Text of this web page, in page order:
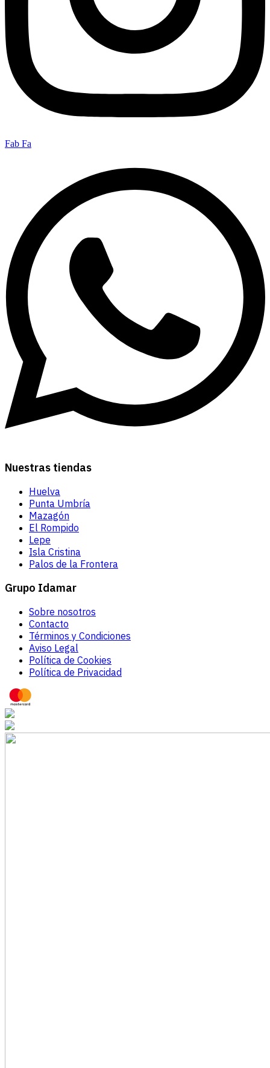
Fab Fa
Nuestras tiendas
Huelva
Punta Umbría
Mazagón
El Rompido
Lepe
Isla Cristina
Palos de la Frontera
Grupo Idamar
Sobre nosotros
Contacto
Términos y Condiciones
Aviso Legal
Política de Cookies
Política de Privacidad